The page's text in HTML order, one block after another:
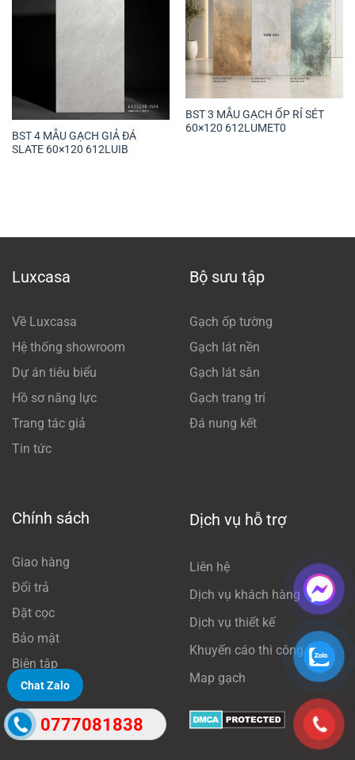
BST 4 MẪU GẠCH GIẢ ĐÁ
SLATE 60×120 612LUIB
BST 3 MẪU GẠCH ỐP RỈ SÉT
60×120 612LUMET0
Luxcasa
Về Luxcasa
Hệ thống showroom
Dự án tiêu biểu
Hồ sơ năng lực
Trang tác giả
Tin tức
Bộ sưu tập
Gạch ốp tường
Gạch lát nền
Gạch lát sân
Gạch trang trí
Đá nung kết
Chính sách
Giao hàng
Đổi trả
Đặt cọc
Bảo mật
Biên tập
Dịch vụ hỗ trợ
Liên hệ
Dịch vụ khách hàng
Dịch vụ thiết kế
Khuyến cáo thi công
Map gạch
Chat Zalo
0777081838